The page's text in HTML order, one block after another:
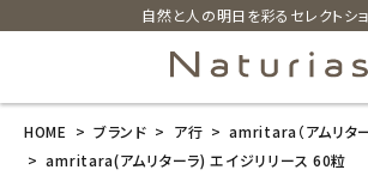
自然と人の明日を彩るセレクトシ
search
HOME ブランド ア行
amritara（アムリター
amritara(アムリターラ) エイジリリース 60粒